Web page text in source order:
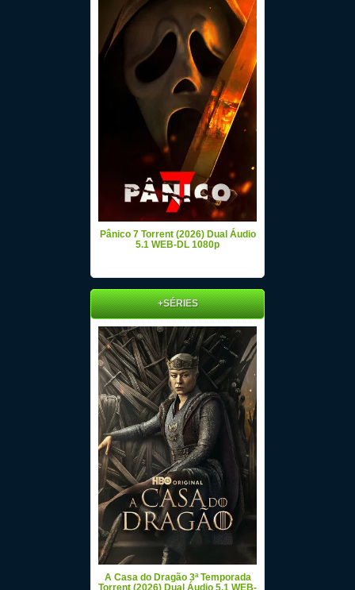
Pânico 7 Torrent (2026) Dual Áudio
5.1 WEB-DL 1080p
+SÉRIES
A Casa do Dragão 3ª Temporada
Torrent (2026) Dual Áudio 5.1 WEB-